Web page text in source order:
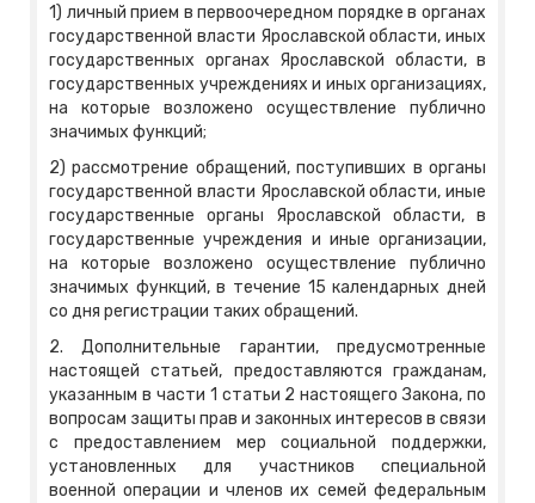
1) личный прием в первоочередном порядке в органах
государственной власти Ярославской области, иных
государственных органах Ярославской области, в
государственных учреждениях и иных организациях,
на которые возложено осуществление публично
значимых функций;
2) рассмотрение обращений, поступивших в органы
государственной власти Ярославской области, иные
государственные органы Ярославской области, в
государственные учреждения и иные организации,
на которые возложено осуществление публично
значимых функций, в течение 15 календарных дней
со дня регистрации таких обращений.
2. Дополнительные гарантии, предусмотренные
настоящей статьей, предоставляются гражданам,
указанным в части 1 статьи 2 настоящего Закона, по
вопросам защиты прав и законных интересов в связи
с предоставлением мер социальной поддержки,
установленных для участников специальной
военной операции и членов их семей федеральным